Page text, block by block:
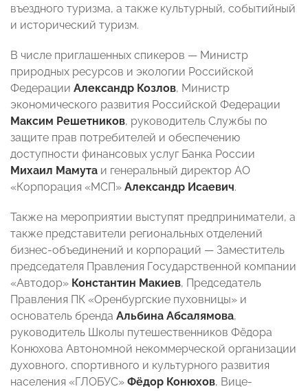
въездного туризма, а также культурный, событийный
и исторический туризм.
В числе приглашенных спикеров — Министр
природных ресурсов и экологии Российской
Федерации Александр Козлов, Министр
экономического развития Российской Федерации
Максим Решетников, руководитель Службы по
защите прав потребителей и обеспечению
доступности финансовых услуг Банка России
Михаил Мамута и генеральный директор АО
«Корпорация «МСП» Александр Исаевич.
Также на мероприятии выступят предприниматели, а
также представители региональных отделений
бизнес-объединений и корпораций — Заместитель
председателя Правления Государственной компании
«Автодор» Константин Макиев, Председатель
Правления ПК «Оренбургские пуховницы» и
основатель бренда Альбина Абсалямова,
руководитель Школы путешественников Фёдора
Конюхова Автономной некоммерческой организации
духовного, спортивного и культурного развития
населения «ГЛОБУС» Фёдор Конюхов, Вице-